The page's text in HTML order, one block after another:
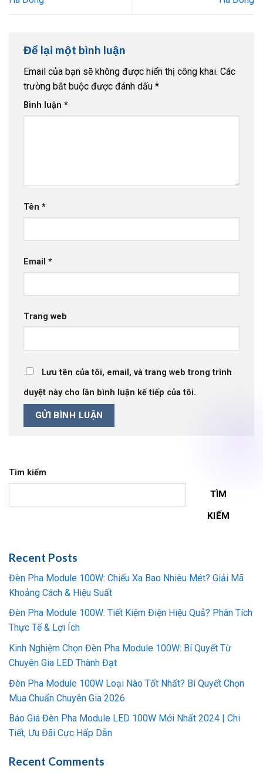
Để lại một bình luận
Email của bạn sẽ không được hiển thị công khai. Các
trường bắt buộc được đánh dấu *
Bình luận *
Tên *
Email *
Trang web
Lưu tên của tôi, email, và trang web trong trình
duyệt này cho lần bình luận kế tiếp của tôi.
Tìm kiếm
TÌM
KIẾM
Recent Posts
Đèn Pha Module 100W: Chiếu Xa Bao Nhiêu Mét? Giải Mã
Khoảng Cách & Hiệu Suất
Đèn Pha Module 100W: Tiết Kiệm Điện Hiệu Quả? Phân Tích
Thực Tế & Lợi Ích
Kinh Nghiệm Chọn Đèn Pha Module 100W: Bí Quyết Từ
Chuyên Gia LED Thành Đạt
Đèn Pha Module 100W Loại Nào Tốt Nhất? Bí Quyết Chọn
Mua Chuẩn Chuyên Gia 2026
Báo Giá Đèn Pha Module LED 100W Mới Nhất 2024 | Chi
Tiết, Ưu Đãi Cực Hấp Dẫn
Recent Comments